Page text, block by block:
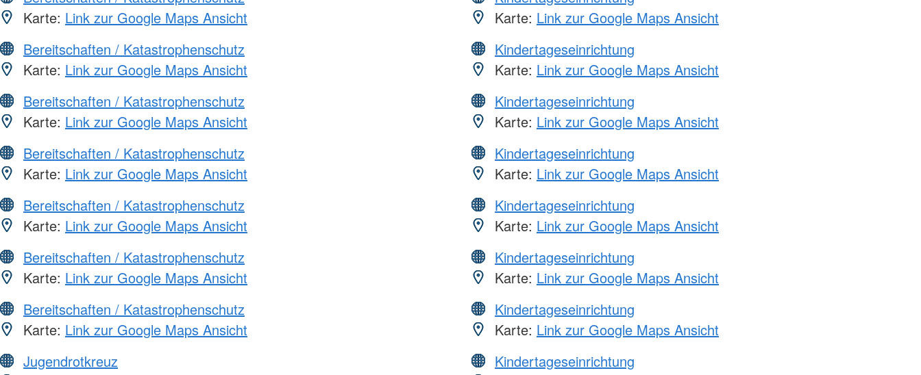
Karte: Link zur Google Maps Ansicht
Bereitschaften / Katastrophenschutz
Karte: Link zur Google Maps Ansicht
Bereitschaften / Katastrophenschutz
Karte: Link zur Google Maps Ansicht
Bereitschaften / Katastrophenschutz
Karte: Link zur Google Maps Ansicht
Bereitschaften / Katastrophenschutz
Karte: Link zur Google Maps Ansicht
Bereitschaften / Katastrophenschutz
Karte: Link zur Google Maps Ansicht
Bereitschaften / Katastrophenschutz
Karte: Link zur Google Maps Ansicht
Jugendrotkreuz
Karte: Link zur Google Maps Ansicht
Kindertageseinrichtung
Karte: Link zur Google Maps Ansicht
Kindertageseinrichtung
Karte: Link zur Google Maps Ansicht
Kindertageseinrichtung
Karte: Link zur Google Maps Ansicht
Kindertageseinrichtung
Karte: Link zur Google Maps Ansicht
Kindertageseinrichtung
Karte: Link zur Google Maps Ansicht
Kindertageseinrichtung
Karte: Link zur Google Maps Ansicht
Kindertageseinrichtung